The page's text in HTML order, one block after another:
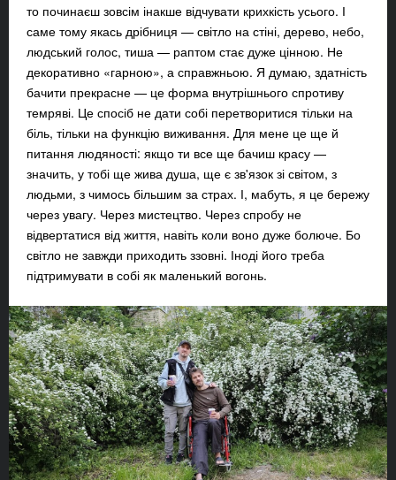
то починаєш зовсім інакше відчувати крихкість усього. І
саме тому якась дрібниця — світло на стіні, дерево, небо,
людський голос, тиша — раптом стає дуже цінною. Не
декоративно «гарною», а справжньою. Я думаю, здатність
бачити прекрасне — це форма внутрішнього спротиву
темряві. Це спосіб не дати собі перетворитися тільки на
біль, тільки на функцію виживання. Для мене це ще й
питання людяності: якщо ти все ще бачиш красу —
значить, у тобі ще жива душа, ще є зв'язок зі світом, з
людьми, з чимось більшим за страх. І, мабуть, я це бережу
через увагу. Через мистецтво. Через спробу не
відвертатися від життя, навіть коли воно дуже болюче. Бо
світло не завжди приходить ззовні. Іноді його треба
підтримувати в собі як маленький вогонь.